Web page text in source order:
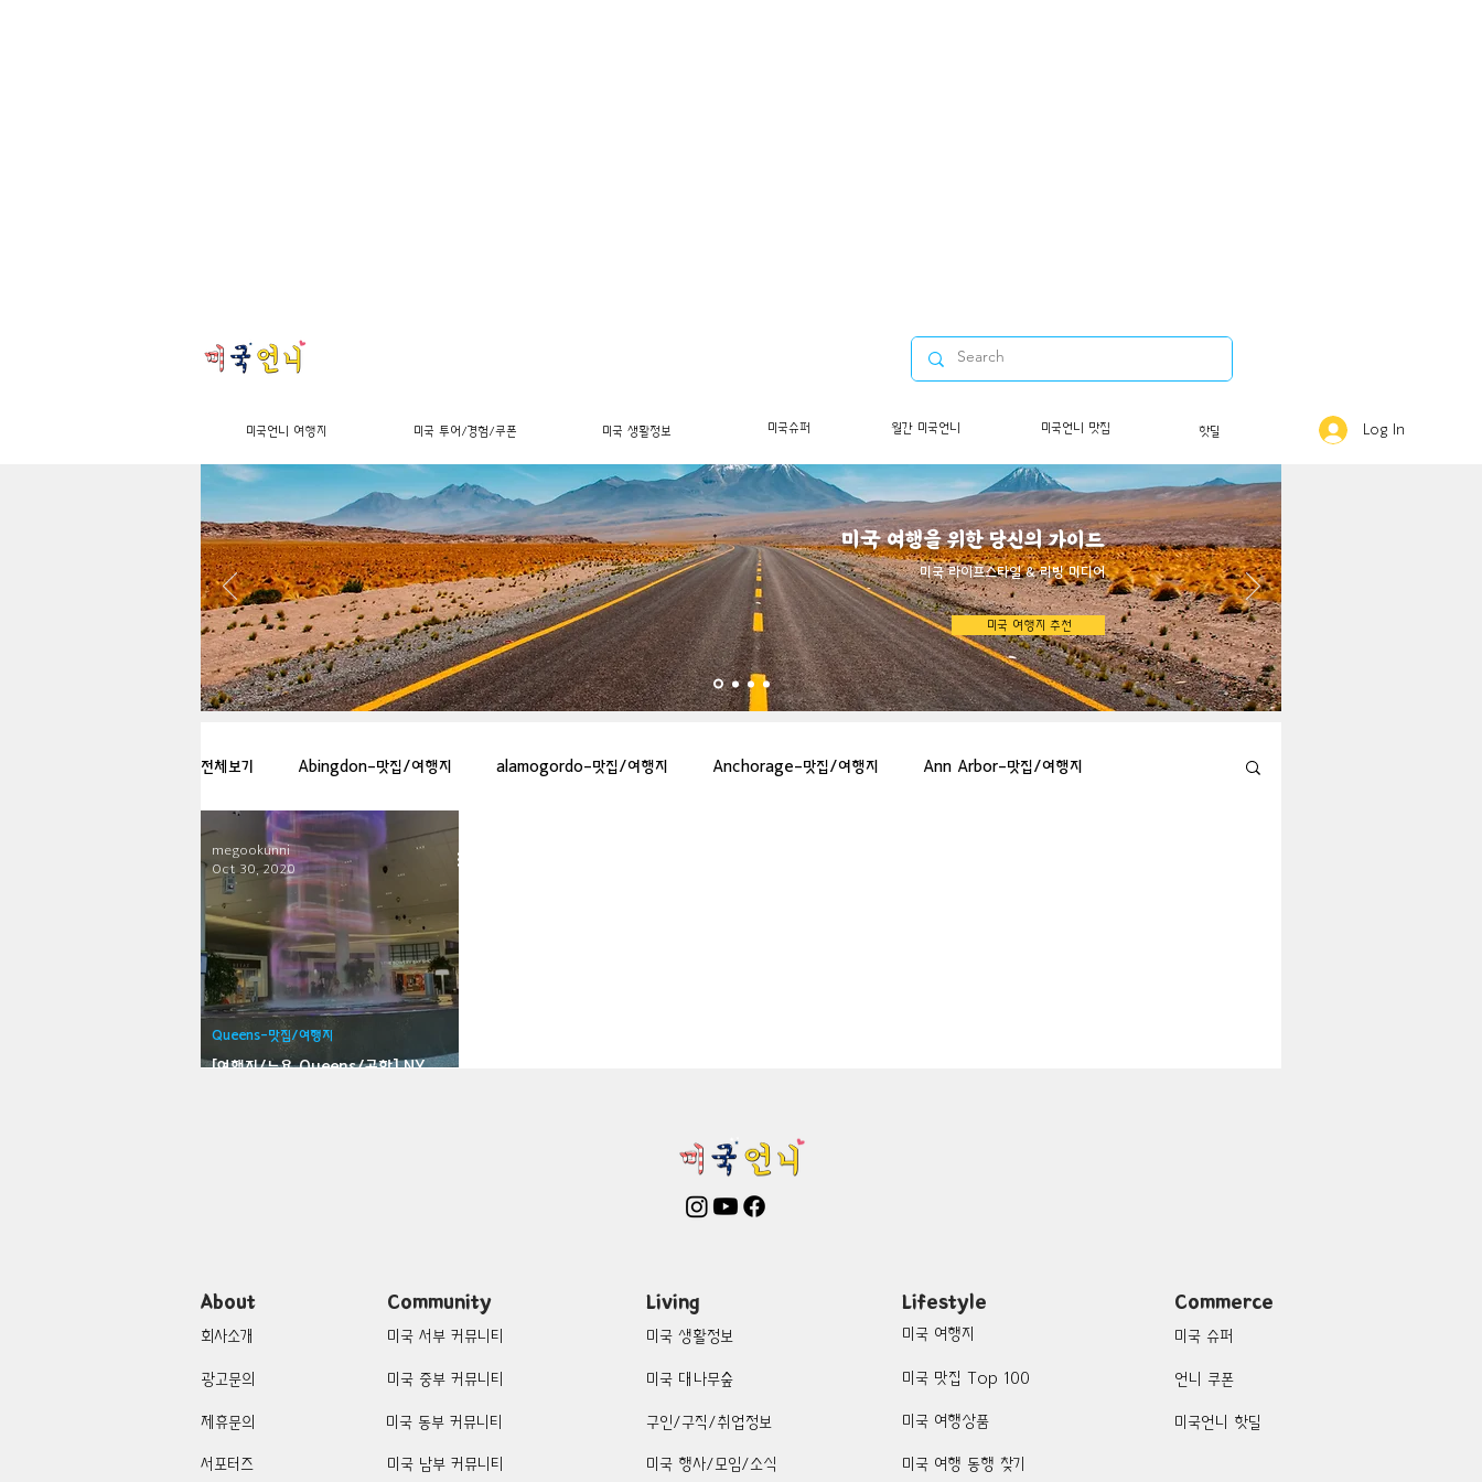
미국 여행을 위한 당신의 가이드
​미국 라이프스타일 & 리빙 미디어
미국 여행지 추천
전체보기 Abingdon-맛집/여행지 alamogordo-맛집/여행지 Anchorage-맛집/여행지 Ann Arbor-맛집/여행지
Arlington-맛집/여행지 Arlington-맛집/여행지
Badlands-맛집/여행지 Baltimore-맛집/여행지
Bloomfield-맛집/여행지
Cambridge-맛집/여행지
Cascade Locks-맛집/여행지 Centerport-맛집/여행지
[여행지/뉴욕 Queens/공항] NY
Queens-맛집/여행지
megookunni
Oct 30, 2020
미국언니 여행지 미국 투어/경험/쿠폰 미국 생활정보 미국슈퍼 월간 미국언니 미국언니 맛집 핫딜 Log In
About
회사소개
광고문의
제휴문의
서포터즈
Community
미국 서부 커뮤니티
미국 중부 커뮤니티
미국 동부 커뮤니티
미국 남부 커뮤니티
Living
미국 생활정보
미국 대나무숲
구인/구직/취업정보
미국 행사/모임/소식
Lifestyle
미국 여행지
미국 맛집 Top 100
미국 여행상품
미국 여행 동행 찾기
Commerce
미국 슈퍼
언니 쿠폰
미국언니 핫딜